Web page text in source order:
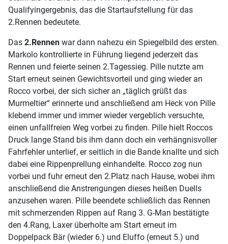
Qualifyingergebnis, das die Startaufstellung für das
2.Rennen bedeutete.
Das 2.Rennen war dann nahezu ein Spiegelbild des ersten.
Markolo kontrollierte in Führung liegend jederzeit das
Rennen und feierte seinen 2.Tagessieg. Pille nutzte am
Start erneut seinen Gewichtsvorteil und ging wieder an
Rocco vorbei, der sich sicher an „täglich grüßt das
Murmeltier“ erinnerte und anschließend am Heck von Pille
klebend immer und immer wieder vergeblich versuchte,
einen unfallfreien Weg vorbei zu finden. Pille hielt Roccos
Druck lange Stand bis ihm dann doch ein verhängnisvoller
Fahrfehler unterlief, er seitlich in die Bande knallte und sich
dabei eine Rippenprellung einhandelte. Rocco zog nun
vorbei und fuhr erneut den 2.Platz nach Hause, wobei ihm
anschließend die Anstrengungen dieses heißen Duells
anzusehen waren. Pille beendete schließlich das Rennen
mit schmerzenden Rippen auf Rang 3. G-Man bestätigte
den 4.Rang, Laxer überholte am Start erneut im
Doppelpack Bär (wieder 6.) und Eluffo (erneut 5.) und